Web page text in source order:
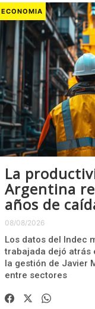
ECONOMIA
La
Argentina
años de
08/08/2026
Los datos del Indec
trabajada dejó atrás
la gestión de Javier
entre sectores